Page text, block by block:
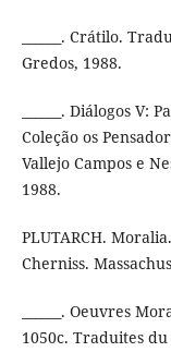
______. Crátilo.
Gredos, 1988.
______. Diálogos
Coleção os
Vallejo Campos e
1988.
PLUTARCH.
Cherniss.
______. Oeuvres
1050c. Traduites